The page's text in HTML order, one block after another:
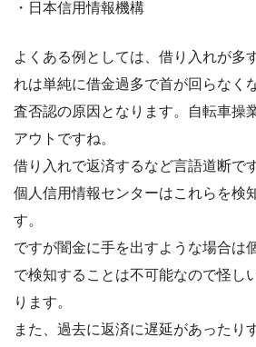
・日本信用情報機構
よくある例としては、借り入れが多
れは単純に借金過多で首が回らなく
査否認の原因となります。自転車操
アウトですね。
借り入れで返済するなど言語道断です
個人信用情報センターはこれらを検
す。
ですが闇金に手を出すような場合は
で検知することは不可能なので怪し
ります。
また、過去に返済に遅延があったり